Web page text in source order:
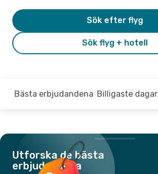
Sök flyg + hotell
Sök efter flyg
Bästa erbjudandena Billigaste dagar
Utforska de bästa
erbjudandena